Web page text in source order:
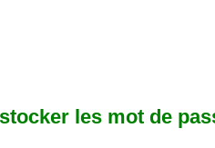
les mot de